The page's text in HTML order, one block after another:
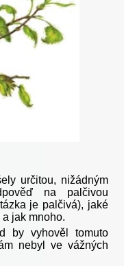
určitou, nižádným
na palčivou
je palčivá), jaké
jak mnoho.
by vyhověl tomuto
nebyl ve vážných